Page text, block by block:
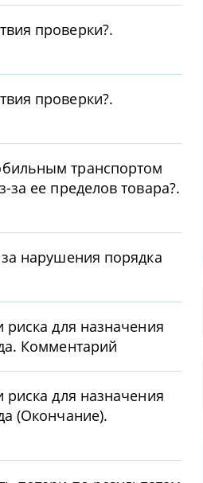
проверки?.
проверки?.
транспортом
за ее пределов товара?.
нарушения порядка
риска для назначения
Комментарий
риска для назначения
(Окончание).